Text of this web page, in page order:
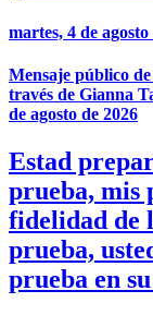
martes, 4 de agosto
Mensaje público
través de Gianna
de agosto de 2026
Estad
prueba, mis
fidelidad de
prueba,
prueba en